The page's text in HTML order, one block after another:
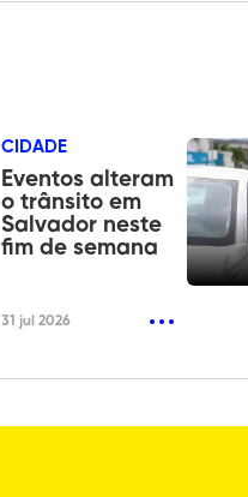
CIDADE
Eventos alteram
o trânsito em
Salvador neste
fim de semana
31 jul 2026